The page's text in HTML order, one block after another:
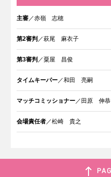
主審 ／赤嶺 志穂
第2審判 ／萩尾 麻衣子
第3審判 ／粟屋 昌俊
タイムキーパー ／和田 亮嗣
マッチコミッショナー ／田原 伸恭
会場責任者 ／松崎 貴之